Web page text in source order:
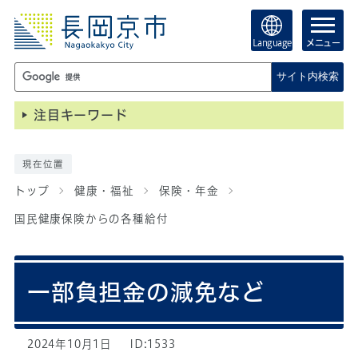
Language メニュー
サイト内検索
注目キーワード
現在位置
トップ 健康・福祉 保険・年金
国民健康保険からの各種給付
一部負担金の減免など
2024年10月1日 ID:1533